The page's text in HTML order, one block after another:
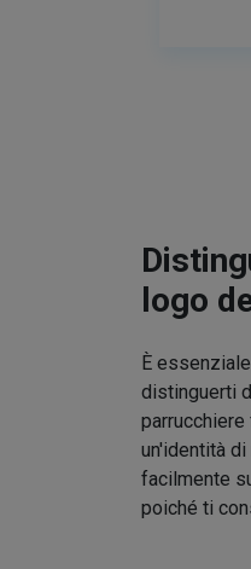
logo
È
distinguerti
un'identità
facilmente
poiché ti